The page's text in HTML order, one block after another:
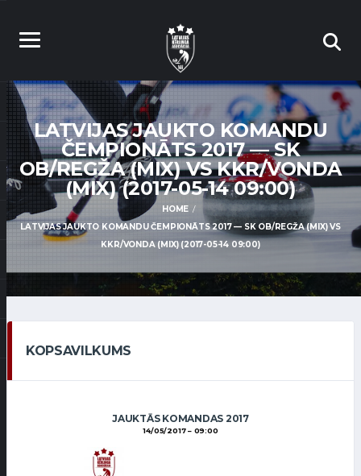
LATVIJAS JAUKTO KOMANDU
ČEMPIONĀTS 2017 — SK
OB/REGŽA (MIX) VS KKR/VONDA
(MIX) (2017-05-14 09:00)
HOME
LATVIJAS JAUKTO KOMANDU ČEMPIONĀTS 2017 — SK OB/REGŽA (MIX) VS
KKR/VONDA (MIX) (2017-05-14 09:00)
KOPSAVILKUMS
JAUKTĀS KOMANDAS 2017
14/05/2017 09:00